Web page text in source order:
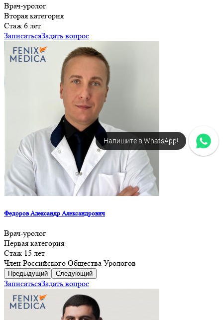
Врач-уролог
Вторая категория
Стаж 6 лет
ЗаписатьсяЗадать вопрос
Федоров Александр Александрович
Врач-уролог
Первая категория
Стаж 15 лет
Член Российского Общества Урологов
Предыдущий Следующий
ЗаписатьсяЗадать вопрос
Напишите в WhatsApp!